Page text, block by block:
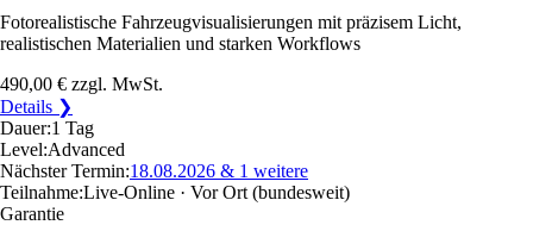
Fotorealistische Fahrzeugvisualisierungen mit präzisem Licht,
realistischen Materialien und starken Workflows
490,00 € zzgl. MwSt.
Details ❯
Dauer:1 Tag
Level:Advanced
Nächster Termin:18.08.2026 & 1 weitere
Teilnahme:Live-Online · Vor Ort (bundesweit)
Garantie